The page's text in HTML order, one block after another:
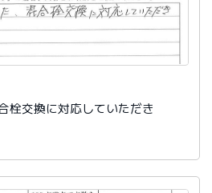
栓交換に対応していただき